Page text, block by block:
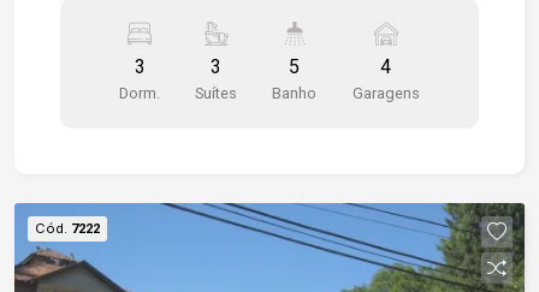
com armários modulados e banheiros com pias
em mármore travertino, box em vidro temperado,
gabinete sob a pia e cuba em porcelana branca
modulada e ar-condicionado, ideal para home
office. - Todo o piso em porcelanato de 1ª
qualidade. Piso Inferior - Adega para
3
Dorm.
3
Suítes
5
Banho
4
Garagens
Cód. 7222